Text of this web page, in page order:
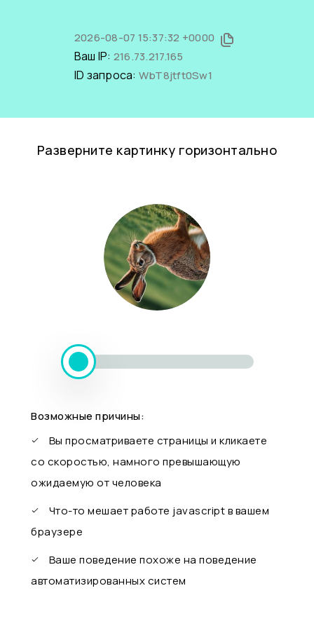
2026-08-07 15:37:32 +0000
Ваш IP: 216.73.217.165
ID запроса: WbT8jtft0Sw1
Разверните картинку горизонтально
Возможные причины:
Вы просматриваете страницы и кликаете
со скоростью, намного превышающую
ожидаемую от человека
Что-то мешает работе javascript в вашем
браузере
Ваше поведение похоже на поведение
автоматизированных систем